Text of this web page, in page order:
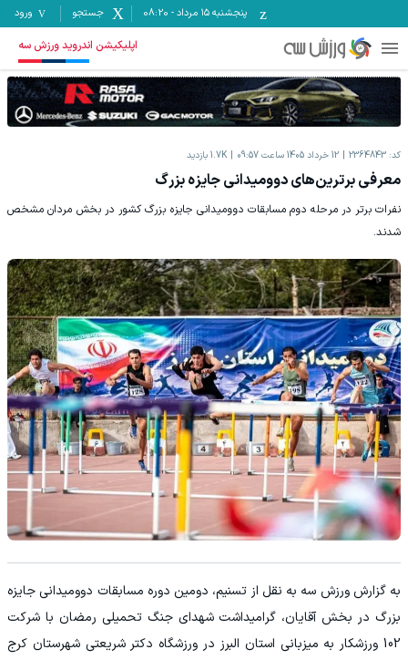
پنجشنبه ۱۵ مرداد -
08:20 جستجو ورود
اپلیکیشن اندروید ورزش سه
کد: 2364843 12 خرداد 1405 ساعت 09:57 1.7K بازدید
معرفی برترین‌های دوومیدانی جایزه بزرگ
نفرات برتر در مرحله دوم مسابقات دوومیدانی جایزه بزرگ کشور در بخش مردان مشخص
شدند.
به گزارش ورزش سه به نقل از تسنیم، دومین دوره مسابقات دوومیدانی جایزه
بزرگ در بخش آقایان، گرامیداشت شهدای جنگ تحمیلی رمضان با شرکت
102 ورزشکار به میزبانی استان البرز در ورزشگاه دکتر شریعتی شهرستان کرج